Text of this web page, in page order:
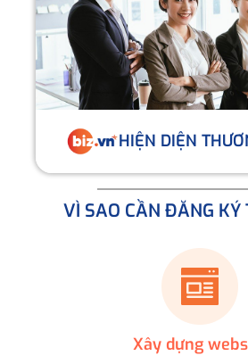
HIỆN DIỆN
VÌ SAO CẦN ĐĂNG KÝ
Xây dựng